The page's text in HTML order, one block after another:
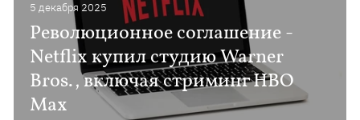
5 декабря 2025
Революционное соглашение -
Netflix купил студию Warner
Bros., включая стриминг HBO
Max